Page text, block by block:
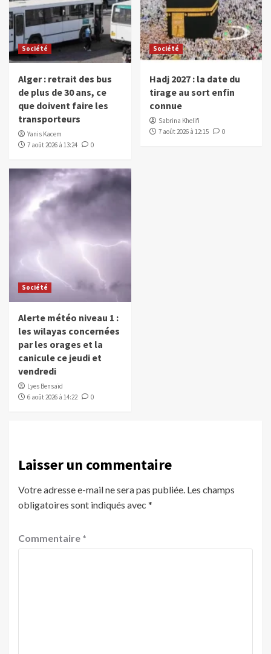
Société
Alger : retrait des bus
de plus de 30 ans, ce
que doivent faire les
transporteurs
Yanis Kacem
7 août 2026 à 13:24
0
Société
Hadj 2027 : la date du
tirage au sort enfin
connue
Sabrina Khelifi
7 août 2026 à 12:15
0
Société
Alerte météo niveau 1 :
les wilayas concernées
par les orages et la
canicule ce jeudi et
vendredi
Lyes Bensaïd
6 août 2026 à 14:22
0
Laisser un commentaire
Votre adresse e-mail ne sera pas publiée. Les champs
obligatoires sont indiqués avec *
Commentaire *